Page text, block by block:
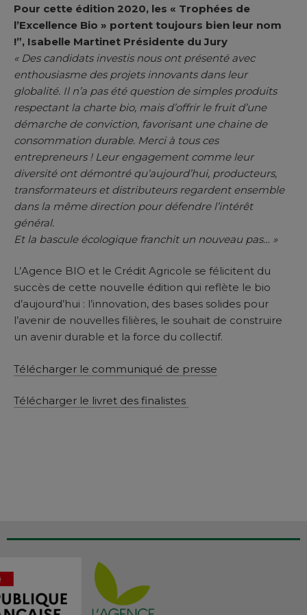
Pour cette édition 2020, les « Trophées de
l’Excellence Bio » portent toujours bien leur nom
!”, Isabelle Martinet Présidente du Jury
« Des candidats investis nous ont présenté avec
enthousiasme des projets innovants dans leur
globalité. Il n’a pas été question de simples produits
respectant la charte bio, mais d’offrir le fruit d’une
démarche de conviction, favorisant une chaine de
consommation durable. Merci à tous ces
entrepreneurs ! Leur engagement comme leur
diversité ont démontré qu’aujourd’hui, producteurs,
transformateurs et distributeurs regardent ensemble
dans la même direction pour défendre l’intérêt
général.
Et la bascule écologique franchit un nouveau pas… »
L’Agence BIO et le Crédit Agricole se félicitent du
succès de cette nouvelle édition qui reflète le bio
d’aujourd’hui : l’innovation, des bases solides pour
l’avenir de nouvelles filières, le souhait de construire
un avenir durable et la force du collectif.
Télécharger le communiqué de presse
Télécharger le livret des finalistes